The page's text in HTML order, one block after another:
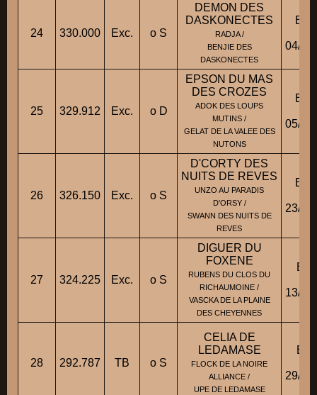
24 330.000 Exc. o S
DEMON DES
DASKONECTES
RADJA /
BENJIE DES
DASKONECTES
04/
25 329.912 Exc. o D
EPSON DU MAS
DES CROZES
ADOK DES LOUPS
MUTINS /
GELAT DE LA VALEE DES
NUTONS
05/
26 326.150 Exc. o S
D'CORTY DES
NUITS DE REVES
UNZO AU PARADIS
D'ORSY /
SWANN DES NUITS DE
REVES
23/
27 324.225 Exc. o S
DIGUER DU
FOXENE
RUBENS DU CLOS DU
RICHAUMOINE /
VASCKA DE LA PLAINE
DES CHEYENNES
13/
28 292.787 TB o S
CELIA DE
LEDAMASE
FLOCK DE LA NOIRE
ALLIANCE /
UPE DE LEDAMASE
29/